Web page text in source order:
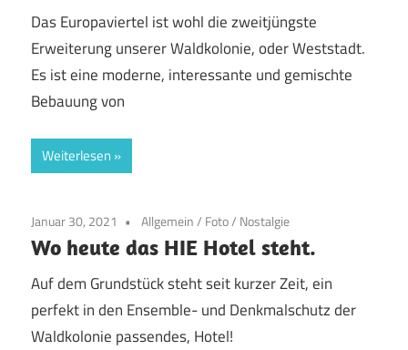
Das Europaviertel ist wohl die zweitjüngste
Erweiterung unserer Waldkolonie, oder Weststadt.
Es ist eine moderne, interessante und gemischte
Bebauung von
Weiterlesen
Januar 30, 2021 Allgemein/ Foto/ Nostalgie
Wo heute das HIE Hotel steht.
Auf dem Grundstück steht seit kurzer Zeit, ein
perfekt in den Ensemble- und Denkmalschutz der
Waldkolonie passendes, Hotel!